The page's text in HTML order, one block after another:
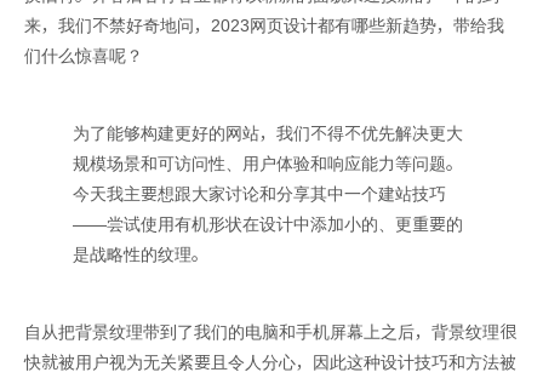
来，我们不禁好奇地问，2023网页设计都有哪些新趋势，带给我
们什么惊喜呢？
为了能够构建更好的网站，我们不得不优先解决更大
规模场景和可访问性、用户体验和响应能力等问题。
今天我主要想跟大家讨论和分享其中一个建站技巧
——尝试使用有机形状在设计中添加小的、更重要的
是战略性的纹理。
自从把背景纹理带到了我们的电脑和手机屏幕上之后，背景纹理很
快就被用户视为无关紧要且令人分心，因此这种设计技巧和方法被